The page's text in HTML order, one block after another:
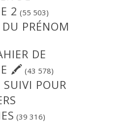
2 (55 503)
PRÉNOM
DE
🖍 (43 578)
SUIVI POUR
(39 316)